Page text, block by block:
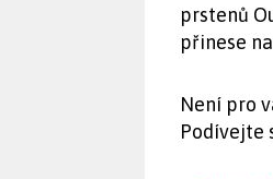
prstenů
přinese
Není pro
Podívejte